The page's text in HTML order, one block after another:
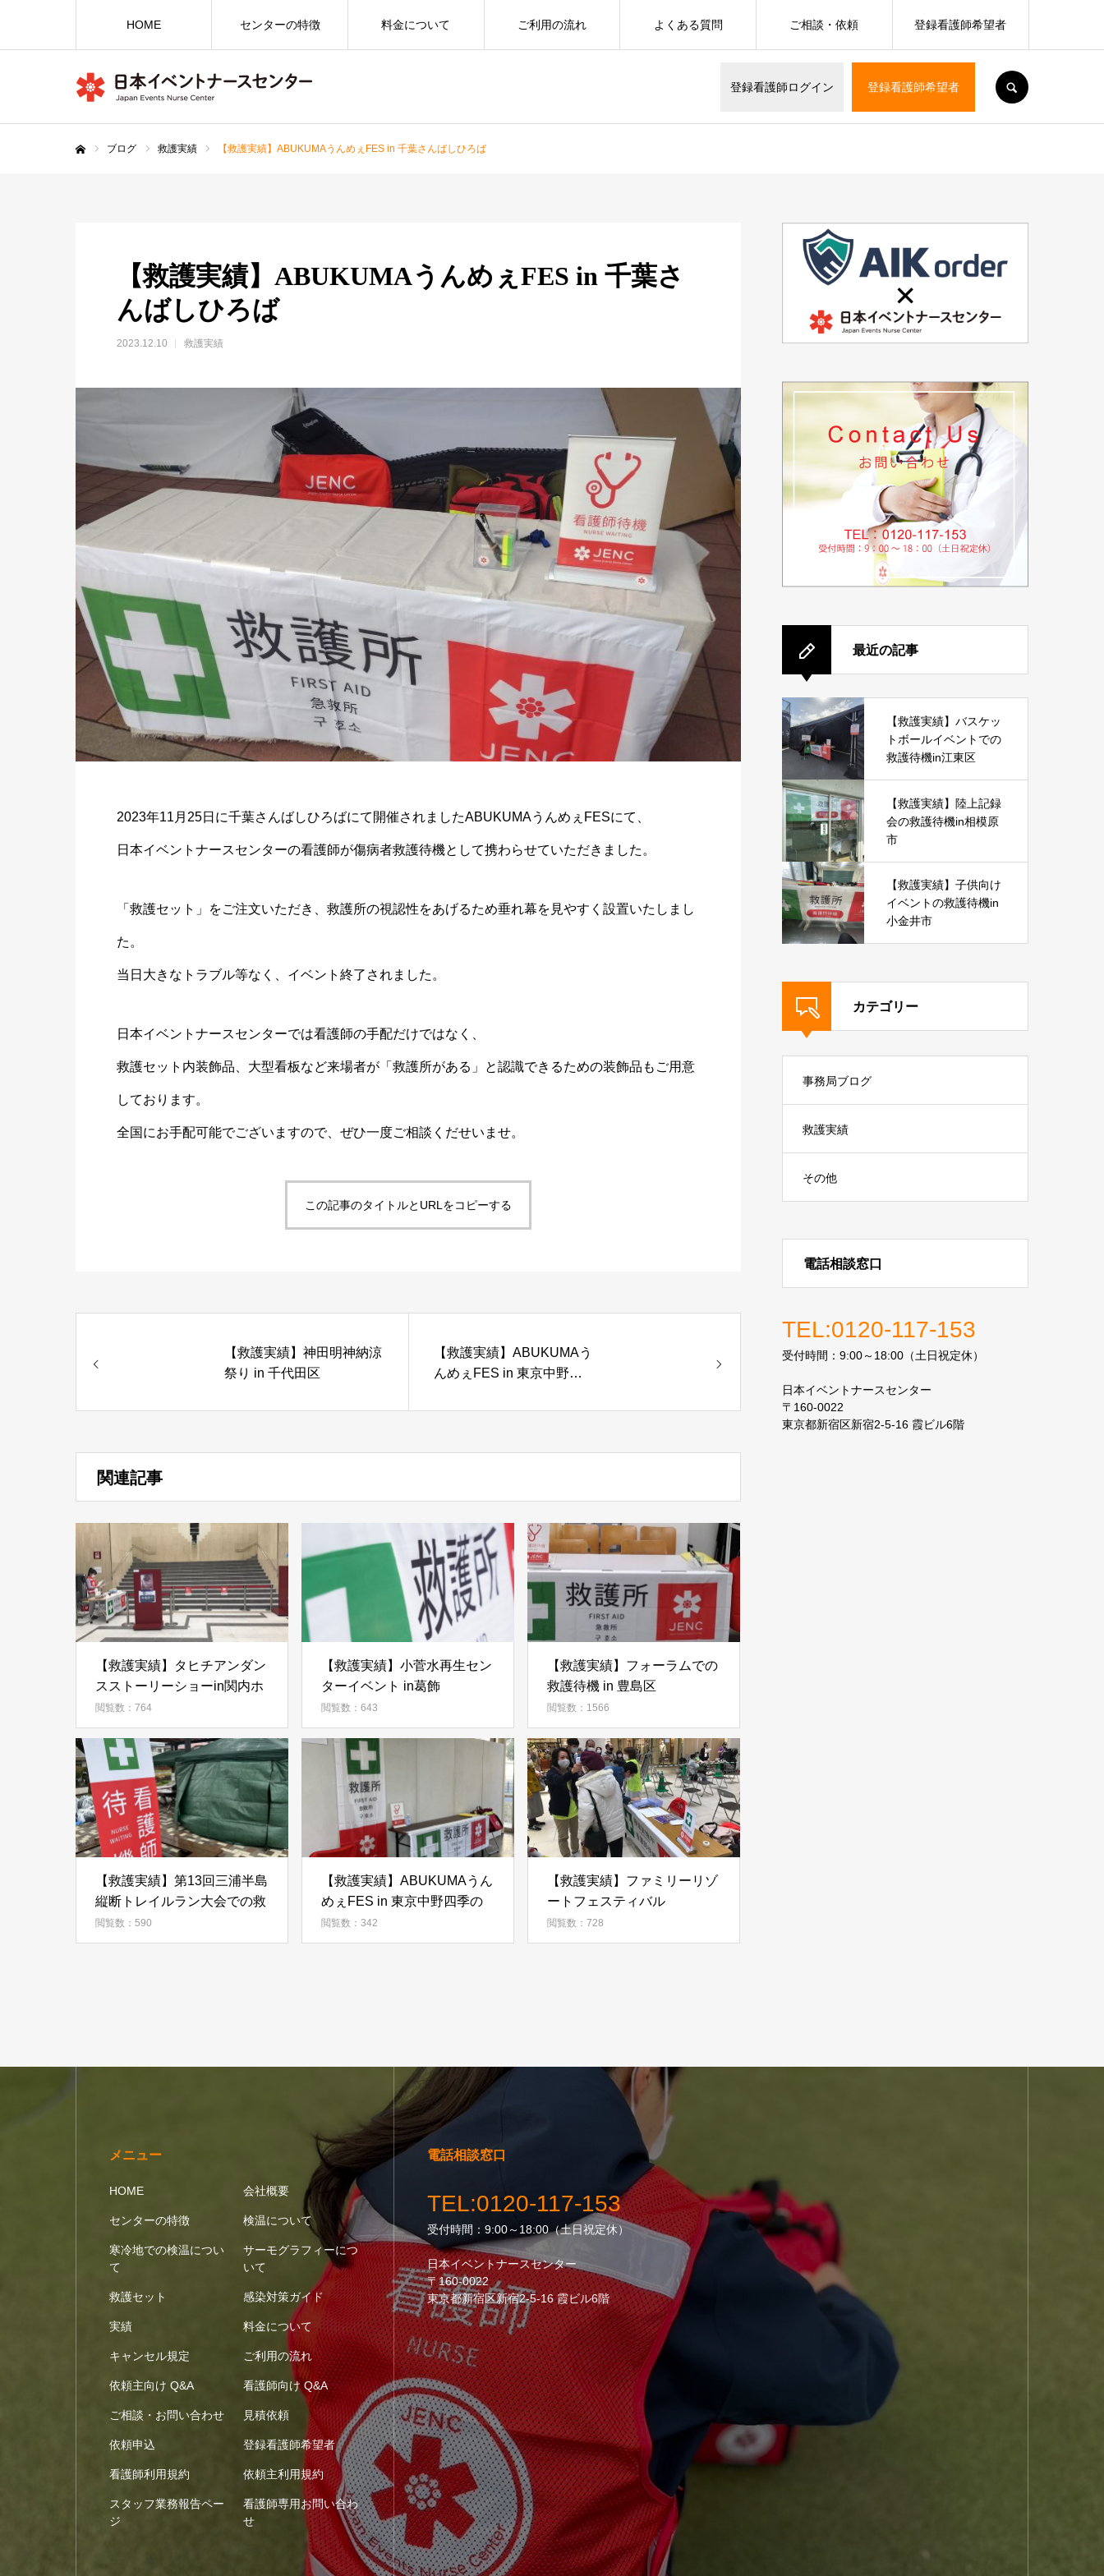
登録看護師ログイン 登録看護師希望者
HOME センターの特徴 料金について ご利用の流れ よくある質問 ご相談・依頼 登録看護師希望者
ブログ 救護実績 【救護実績】ABUKUMAうんめぇFES in 千葉さんばしひろば
【救護実績】ABUKUMAうんめぇFES in 千葉さ
んばしひろば
2023.12.10 救護実績
2023年11月25日に千葉さんばしひろばにて開催されましたABUKUMAうんめぇFESにて、
日本イベントナースセンターの看護師が傷病者救護待機として携わらせていただきました。
「救護セット」をご注文いただき、救護所の視認性をあげるため垂れ幕を見やすく設置いたしまし
た。
当日大きなトラブル等なく、イベント終了されました。
日本イベントナースセンターでは看護師の手配だけではなく、
救護セット内装飾品、大型看板など来場者が「救護所がある」と認識できるための装飾品もご用意
しております。
全国にお手配可能でございますので、ぜひ一度ご相談くだせいませ。
この記事のタイトルとURLをコピーする
【救護実績】神田明神納涼
祭り in 千代田区
【救護実績】ABUKUMAう
んめぇFES in 東京中野四
関連記事
【救護実績】タヒチアンダン
スストーリーショーin関内ホ
ール
閲覧数：764
【救護実績】小菅水再生セン
ターイベント in葛飾
閲覧数：643
【救護実績】フォーラムでの
救護待機 in 豊島区
閲覧数：1566
【救護実績】第13回三浦半島
縦断トレイルラン大会での救
護
閲覧数：590
【救護実績】ABUKUMAうん
めぇFES in 東京中野四季の
森公園
閲覧数：342
【救護実績】ファミリーリゾ
ートフェスティバル
閲覧数：728
最近の記事
【救護実績】バスケッ
トボールイベントでの
救護待機in江東区
【救護実績】陸上記録
会の救護待機in相模原
市
【救護実績】子供向け
イベントの救護待機in
小金井市
カテゴリー
事務局ブログ
救護実績
その他
電話相談窓口
TEL:0120-117-153
受付時間：9:00～18:00（土日祝定休）
日本イベントナースセンター
〒160-0022
東京都新宿区新宿2-5-16 霞ビル6階
メニュー
HOME 会社概要
センターの特徴 検温について
寒冷地での検温につい
て
サーモグラフィーにつ
いて
救護セット 感染対策ガイド
実績 料金について
キャンセル規定 ご利用の流れ
依頼主向け Q&A 看護師向け Q&A
ご相談・お問い合わせ 見積依頼
依頼申込 登録看護師希望者
看護師利用規約 依頼主利用規約
スタッフ業務報告ペー
ジ
看護師専用お問い合わ
せ
電話相談窓口
TEL:0120-117-153
受付時間：9:00～18:00（土日祝定休）
日本イベントナースセンター
〒160-0022
東京都新宿区新宿2-5-16 霞ビル6階